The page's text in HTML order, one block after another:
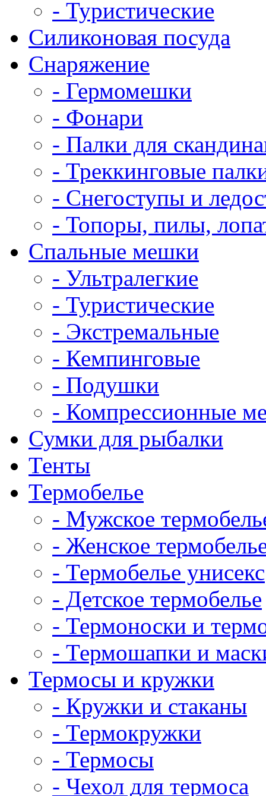
- Туристические
Силиконовая посуда
Снаряжение
- Гермомешки
- Фонари
- Палки для
- Треккинговые
- Снегоступы и
- Топоры, пилы,
Спальные мешки
- Ультралегкие
- Туристические
- Экстремальные
- Кемпинговые
- Подушки
- Компрессионные
Сумки для рыбалки
Тенты
Термобелье
- Мужское
- Женское
- Термобелье унисекс
- Детское термобелье
- Термоноски и
- Термошапки и
Термосы и кружки
- Кружки и стаканы
- Термокружки
- Термосы
- Чехол для термоса